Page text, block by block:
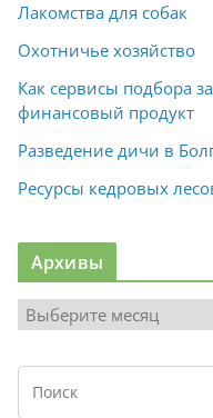
Лакомства для собак
Охотничье хозяйство
Как сервисы подбора
финансовый продукт
Разведение дичи в
Ресурсы кедровых
Архивы
х